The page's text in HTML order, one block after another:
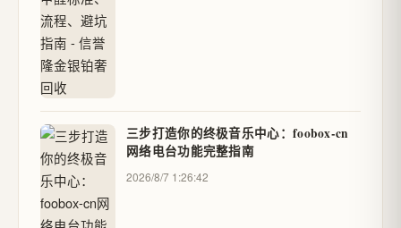
三步打造你的终极音乐中心：foobox-cn
网络电台功能完整指南
2026/8/7 1:26:42